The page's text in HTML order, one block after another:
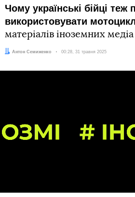
Чому українські бійці теж
використовувати
матеріалів іноземних
Автор:
Антон Семиженко Дата:
00:28, 31 травня 2025